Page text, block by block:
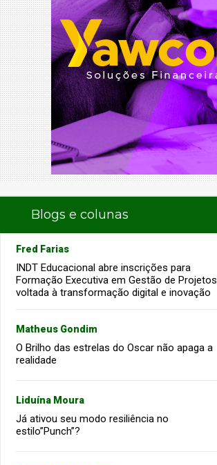
Blogs e colunas
Fred Farias
INDT Educacional abre inscrições para
Formação Executiva em Gestão de Projetos
voltada à transformação digital e inovação
Matheus Gondim
O Brilho das estrelas do Oscar não apaga a
realidade
Liduína Moura
Já ativou seu modo resiliência no
estilo”Punch”?